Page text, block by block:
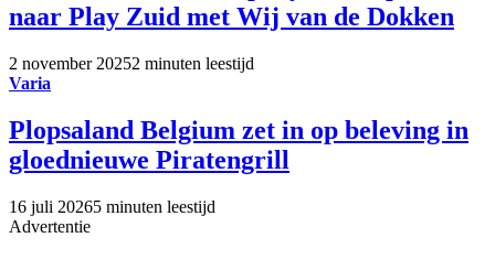
naar Play Zuid met Wij van de Dokken
2 november 20252 minuten leestijd
Varia
Plopsaland Belgium zet in op beleving in
gloednieuwe Piratengrill
16 juli 20265 minuten leestijd
Advertentie